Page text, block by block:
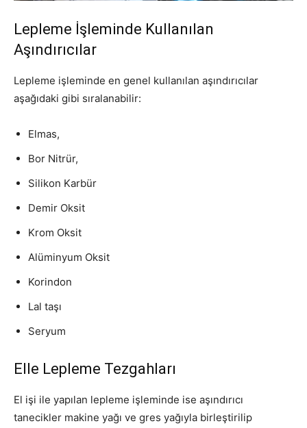
Lepleme İşleminde Kullanılan
Aşındırıcılar
Lepleme işleminde en genel kullanılan aşındırıcılar
aşağıdaki gibi sıralanabilir:
Elmas,
Bor Nitrür,
Silikon Karbür
Demir Oksit
Krom Oksit
Alüminyum Oksit
Korindon
Lal taşı
Seryum
Elle Lepleme Tezgahları
El işi ile yapılan lepleme işleminde ise aşındırıcı
tanecikler makine yağı ve gres yağıyla birleştirilip